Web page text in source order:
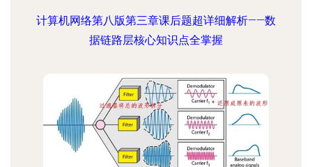
计算机网络第八版第三章课后题超详细解析——数
据链路层核心知识点全掌握